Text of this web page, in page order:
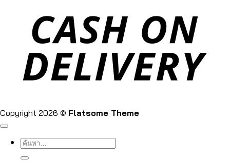
Copyright 2026 © Flatsome Theme
ค้นหา: